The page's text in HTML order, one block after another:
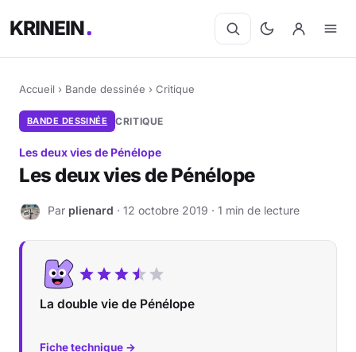
KRINEIN
Accueil › Bande dessinée › Critique
BANDE DESSINÉE CRITIQUE
Les deux vies de Pénélope
Les deux vies de Pénélope
P Par plienard · 12 octobre 2019 · 1 min de lecture
La double vie de Pénélope
Fiche technique →